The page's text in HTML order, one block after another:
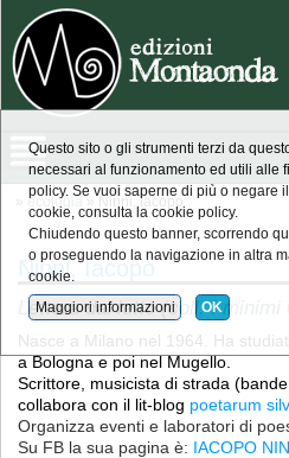
» ecologia » Ninni, Iacopo
Ninni, Iacopo
Lettera dal letto (coll. I minimi
Nasce a Milano nel 1964. Ha
a Bologna e poi nel Mugello.
Scrittore, musicista di strada
collabora con il lit-blog poetarum
Organizza eventi e laboratori di
Su FB la sua pagina è: IACOPO
Questo sito o gli strumenti terzi da
necessari al funzionamento ed utili alle
policy. Se vuoi saperne di più o negare
cookie, consulta la cookie policy.
Chiudendo questo banner, scorrendo
o proseguendo la navigazione in altra
cookie.
Maggiori informazioni OK